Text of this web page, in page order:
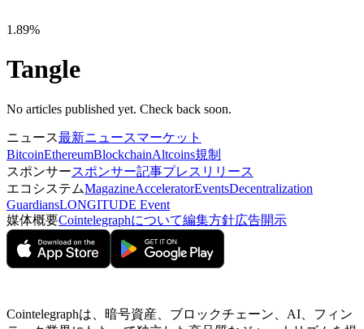
1.89%
Tangle
No articles published yet. Check back soon.
ニュース最新ニュースマーケット
BitcoinEthereumBlockchainAltcoins規制
スポンサースポンサー記事プレスリリース
エコシステムMagazineAcceleratorEventsDecentralization
GuardiansLONGITUDE Event
媒体概要Cointelegraphについて編集方針広告開示
Cointelegraphは、暗号資産、ブロックチェーン、AI、フィン